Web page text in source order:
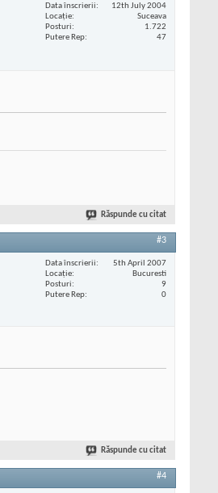
Data înscrierii
12th July 2004
Locaţie
Suceava
Posturi
1.722
Putere Rep
47
Răspunde cu citat
#3
Data înscrierii
5th April 2007
Locaţie
Bucuresti
Posturi
9
Putere Rep
0
Răspunde cu citat
#4